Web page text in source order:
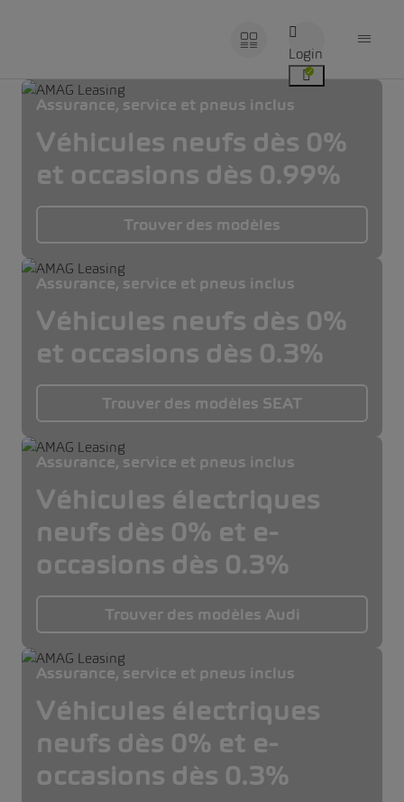
Login
Assurance, service et pneus inclus
Véhicules neufs dès 0%
et occasions dès 0.99%
Trouver des modèles
Assurance, service et pneus inclus
Véhicules neufs dès 0%
et occasions dès 0.3%
Trouver des modèles SEAT
Assurance, service et pneus inclus
Véhicules électriques
neufs dès 0% et e-
occasions dès 0.3%
Trouver des modèles Audi
Assurance, service et pneus inclus
Véhicules électriques
neufs dès 0% et e-
occasions dès 0.3%